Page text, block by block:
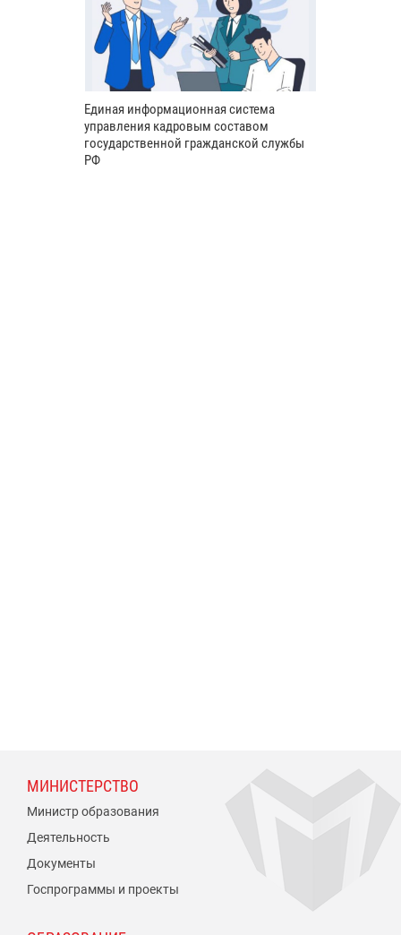
Единая информационная система
управления кадровым составом
государственной гражданской службы
РФ
МИНИСТЕРСТВО
Министр образования
Деятельность
Документы
Госпрограммы и проекты